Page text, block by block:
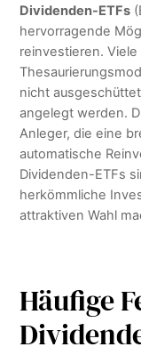
Dividenden-ETFs
hervorragende
reinvestieren.
nicht
angelegt werden.
Anleger, die eine
automatische
Dividenden-ETFs
herkömmliche
attraktiven Wahl
Häufige